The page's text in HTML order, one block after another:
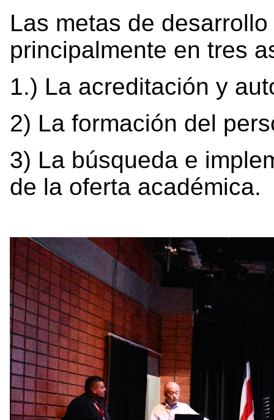
Las metas de
principalmente en tres
1.) La acreditación y
2) La formación del
3) La búsqueda e
de la oferta académica.